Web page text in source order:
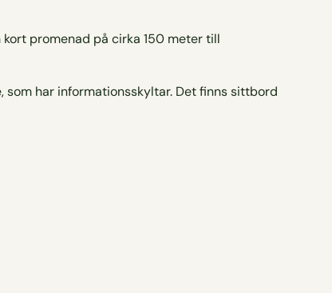
promenad på cirka 150 meter till
som har informationsskyltar. Det finns sittbord